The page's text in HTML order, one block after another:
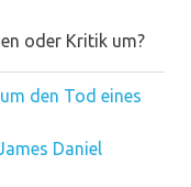
oder Kritik um?
den Tod eines
Daniel